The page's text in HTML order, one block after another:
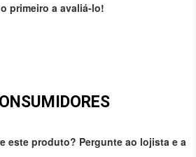
primeiro a avaliá-lo!
este produto? Pergunte ao lojista e a